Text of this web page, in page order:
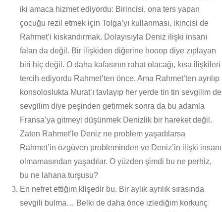
iki amaca hizmet ediyordu: Birincisi, ona ters yapan
çocuğu rezil etmek için Tolga’yı kullanması, ikincisi de
Rahmet’i kıskandırmak. Dolayısıyla Deniz ilişki insanı
falan da değil. Bir ilişkiden diğerine hooop diye zıplayan
biri hiç değil. O daha kafasının rahat olacağı, kısa ilişkileri
tercih ediyordu Rahmet’ten önce. Ama Rahmet’ten ayrılıp
konsoloslukta Murat’ı tavlayıp her yerde tin tin sevgilim de
sevgilim diye peşinden getirmek sonra da bu adamla
Fransa’ya gitmeyi düşünmek Denizlik bir hareket değil.
Zaten Rahmet’le Deniz ne problem yaşadılarsa
Rahmet’in özgüven probleminden ve Deniz’in ilişki insanı
olmamasından yaşadılar. O yüzden şimdi bu ne perhiz,
bu ne lahana turşusu?
En nefret ettiğim klişedir bu. Bir aylık ayrılık sırasında
sevgili bulma… Belki de daha önce izlediğim korkunç